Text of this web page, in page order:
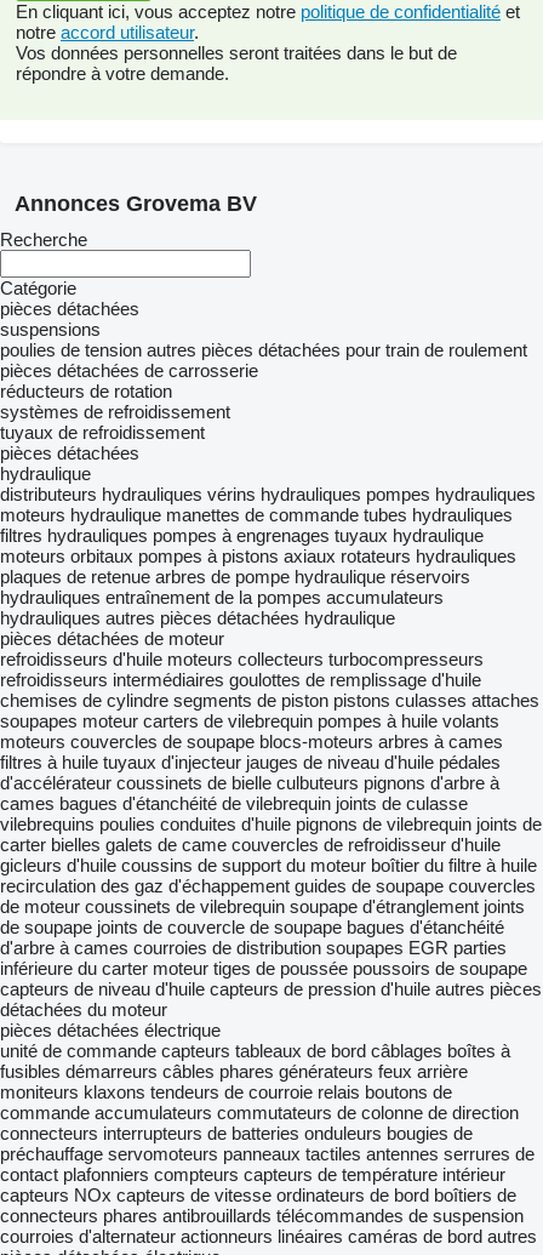
En cliquant ici, vous acceptez notre politique de confidentialité et
notre accord utilisateur.
Vos données personnelles seront traitées dans le but de
répondre à votre demande.
Annonces Grovema BV
Recherche
Catégorie
pièces détachées
suspensions
poulies de tension autres pièces détachées pour train de roulement
pièces détachées de carrosserie
réducteurs de rotation
systèmes de refroidissement
tuyaux de refroidissement
pièces détachées
hydraulique
distributeurs hydrauliques vérins hydrauliques pompes hydrauliques
moteurs hydraulique manettes de commande tubes hydrauliques
filtres hydrauliques pompes à engrenages tuyaux hydraulique
moteurs orbitaux pompes à pistons axiaux rotateurs hydrauliques
plaques de retenue arbres de pompe hydraulique réservoirs
hydrauliques entraînement de la pompes accumulateurs
hydrauliques autres pièces détachées hydraulique
pièces détachées de moteur
refroidisseurs d'huile moteurs collecteurs turbocompresseurs
refroidisseurs intermédiaires goulottes de remplissage d'huile
chemises de cylindre segments de piston pistons culasses attaches
soupapes moteur carters de vilebrequin pompes à huile volants
moteurs couvercles de soupape blocs-moteurs arbres à cames
filtres à huile tuyaux d'injecteur jauges de niveau d'huile pédales
d'accélérateur coussinets de bielle culbuteurs pignons d'arbre à
cames bagues d'étanchéité de vilebrequin joints de culasse
vilebrequins poulies conduites d'huile pignons de vilebrequin joints de
carter bielles galets de came couvercles de refroidisseur d'huile
gicleurs d'huile coussins de support du moteur boîtier du filtre à huile
recirculation des gaz d'échappement guides de soupape couvercles
de moteur coussinets de vilebrequin soupape d'étranglement joints
de soupape joints de couvercle de soupape bagues d'étanchéité
d'arbre à cames courroies de distribution soupapes EGR parties
inférieure du carter moteur tiges de poussée poussoirs de soupape
capteurs de niveau d'huile capteurs de pression d'huile autres pièces
détachées du moteur
pièces détachées électrique
unité de commande capteurs tableaux de bord câblages boîtes à
fusibles démarreurs câbles phares générateurs feux arrière
moniteurs klaxons tendeurs de courroie relais boutons de
commande accumulateurs commutateurs de colonne de direction
connecteurs interrupteurs de batteries onduleurs bougies de
préchauffage servomoteurs panneaux tactiles antennes serrures de
contact plafonniers compteurs capteurs de température intérieur
capteurs NOx capteurs de vitesse ordinateurs de bord boîtiers de
connecteurs phares antibrouillards télécommandes de suspension
courroies d'alternateur actionneurs linéaires caméras de bord autres